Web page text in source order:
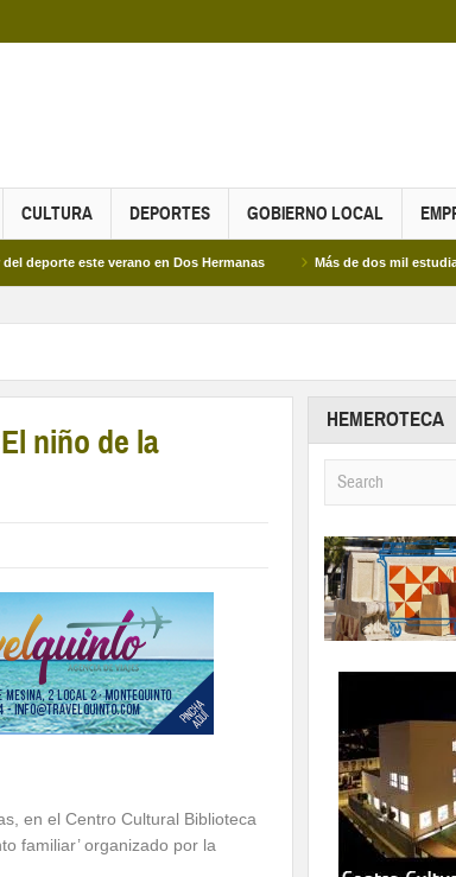
CULTURA DEPORTES GOBIERNO LOCAL
este verano en Dos Hermanas Más de dos mil estudiantes
niño de la
en el Centro Cultural Biblioteca
familiar’ organizado por la
HEMEROTECA